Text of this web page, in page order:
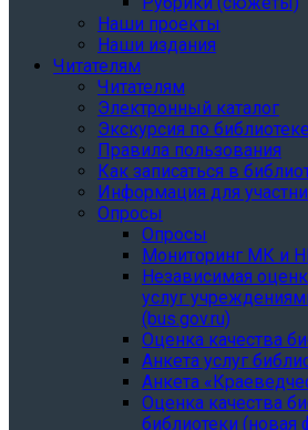
Наши проекты
Наши издания
Читателям
Читателям
Электронный каталог
Экскурсия по библиотеке
Правила пользования
Как записаться в
Информация для
Опросы
Опросы
Мониторинг МК и
Независимая
услуг
(bus.gov.ru)
Оценка качества
Анкета услуг
Анкета
Oценка качества
библиотеки (новая